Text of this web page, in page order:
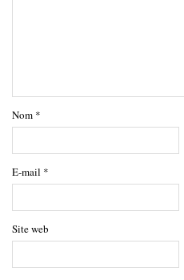
Nom *
E-mail *
Site web